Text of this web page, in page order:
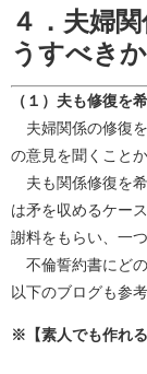
４．夫婦
うすべきか
（１）夫も修復を
夫婦関係の修復
の意見を聞くこと
夫も関係修復を
は矛を収めるケー
謝料をもらい、一
不倫誓約書にどの
以下のブログも参
※【素人でも作れ